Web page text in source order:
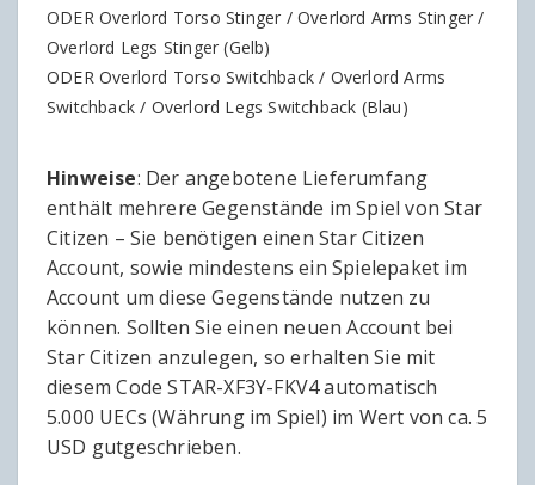
ODER Overlord Torso Stinger / Overlord Arms Stinger /
Overlord Legs Stinger (Gelb)
ODER Overlord Torso Switchback / Overlord Arms
Switchback / Overlord Legs Switchback (Blau)
Hinweise: Der angebotene Lieferumfang
enthält mehrere Gegenstände im Spiel von Star
Citizen – Sie benötigen einen Star Citizen
Account, sowie mindestens ein Spielepaket im
Account um diese Gegenstände nutzen zu
können. Sollten Sie einen neuen Account bei
Star Citizen anzulegen, so erhalten Sie mit
diesem Code STAR-XF3Y-FKV4 automatisch
5.000 UECs (Währung im Spiel) im Wert von ca. 5
USD gutgeschrieben.